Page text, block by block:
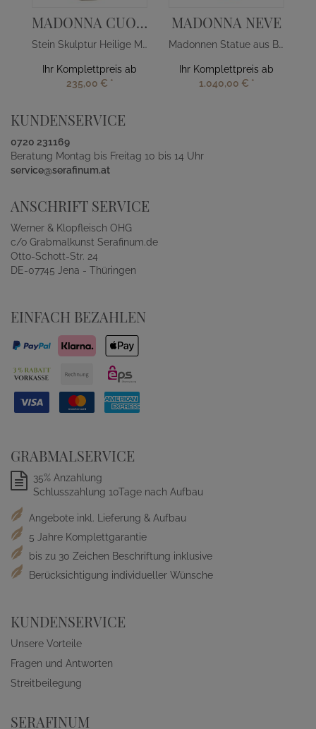
MADONNA CUORE
Stein Skulptur Heilige Mutter Gottes mit Herz
Ihr Komplettpreis ab
235,00 € *
MADONNA NEVE
Madonnen Statue aus Bronze
Ihr Komplettpreis ab
1.040,00 € *
KUNDENSERVICE
0720 231169
Beratung Montag bis Freitag 10 bis 14 Uhr
service@serafinum.at
ANSCHRIFT SERVICE
Werner & Klopfleisch OHG
c/o Grabmalkunst Serafinum.de
Otto-Schott-Str. 24
DE-07745 Jena - Thüringen
EINFACH BEZAHLEN
GRABMALSERVICE
35% Anzahlung
Schlusszahlung 10Tage nach Aufbau
Angebote inkl. Lieferung & Aufbau
5 Jahre Komplettgarantie
bis zu 30 Zeichen Beschriftung inklusive
Berücksichtigung individueller Wünsche
KUNDENSERVICE
Unsere Vorteile
Fragen und Antworten
Streitbeilegung
SERAFINUM